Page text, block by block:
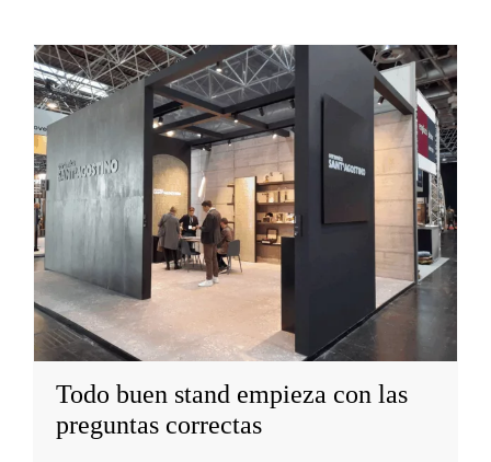
Todo buen stand empieza con las
preguntas correctas